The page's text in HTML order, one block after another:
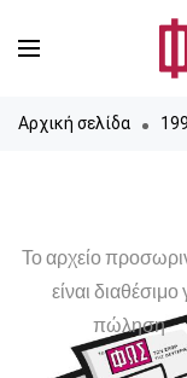
Αρχική σελίδα
Το αρχείο
είναι διαθέσιμο
πώληση